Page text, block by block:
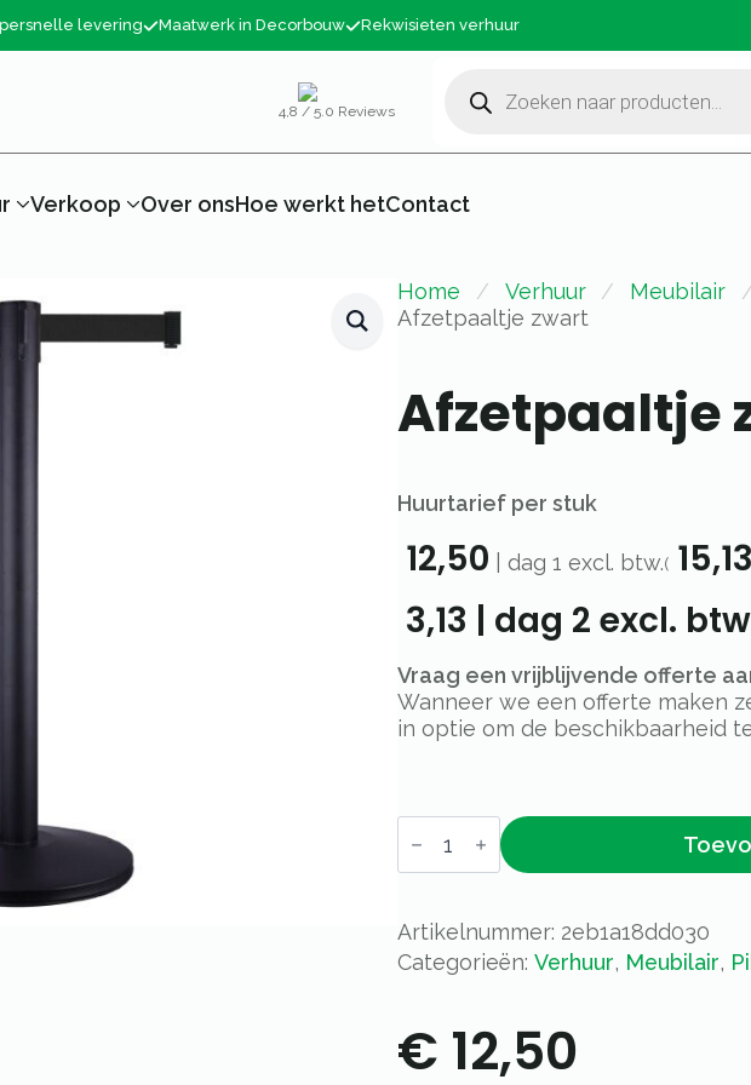
levering Maatwerk in Decorbouw Rekwisieten verhuur
4,8 / 5.0 Reviews
zoeken
Verkoop Over onsHoe werkt hetContact
Home Verhuur Meubilair
Afzetpaaltje zwart
Afzetpaaltje
Huurtarief per stuk
12,50 dag 1 excl. btw.(15,13
3,13 dag 2 excl.
Vraag een vrijblijvende offerte
Wanneer we een offerte maken
in optie om de beschikbaarheid
Afzetpaaltje
zwart
aantal
Artikelnummer: 2eb1a18dd030
Categorieën: Verhuur, Meubilair,
€ 12,50